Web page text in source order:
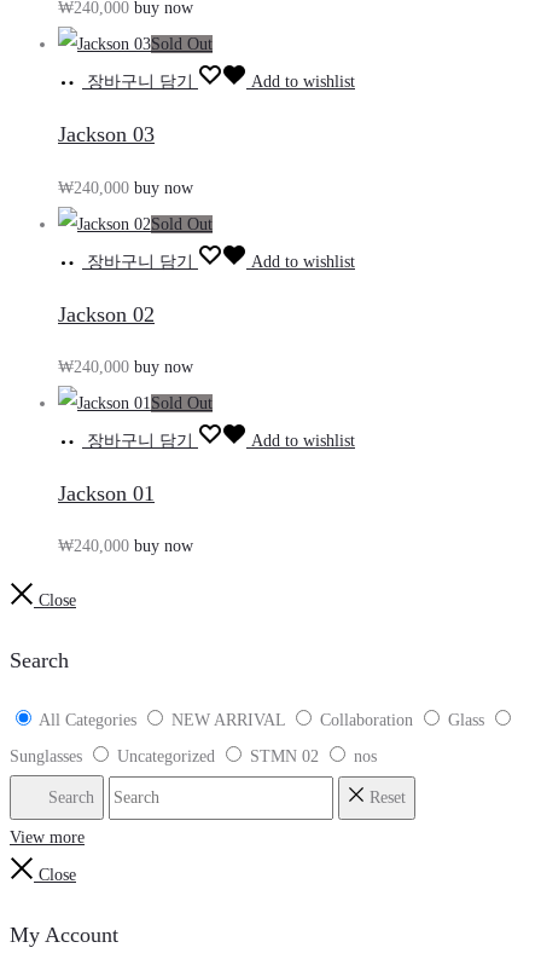
₩240,000 buy now
Sold Out
장바구니 담기 Add to wishlist
Jackson 03
₩240,000 buy now
Sold Out
장바구니 담기 Add to wishlist
Jackson 02
₩240,000 buy now
Sold Out
장바구니 담기 Add to wishlist
Jackson 01
₩240,000 buy now
Close
Search
All Categories NEW ARRIVAL Collaboration
Glass
Sunglasses
Uncategorized STMN 02 nos
Search Reset
View more
Close
My Account